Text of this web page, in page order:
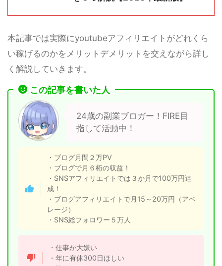
本記事では実際にyoutubeアフィリエイトがどれくら
い稼げるのかをメリットデメリットを交えながら詳し
く解説していきます。
この記事を書いた人
24歳の副業ブロガー！FIRE目
指して活動中！
・ブログ月間２万PV
・ブログで月６桁の収益！
・SNSアフィリエイトでは３か月で100万円達
成！
・ブログアフィリエイトで月15～20万円（アベ
レージ）
・SNS総フォロワー５万人
・仕事が大嫌い
・年に有休300日ほしい